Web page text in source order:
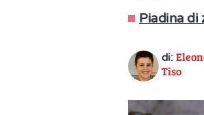
Piadina di
di:
Tiso